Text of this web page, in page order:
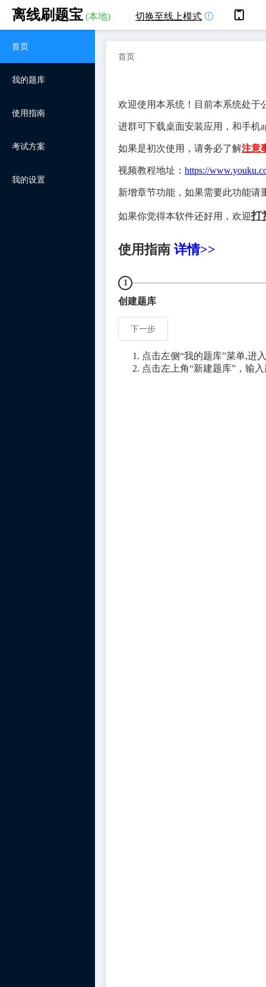
离线刷题宝 (本地) 切换至线上模式
首页
我的题库
使用指南
考试方案
我的设置
首页
欢迎使用本系统！目前本系统处于
进群可下载桌面安装应用，和手机
如果是初次使用，请务必了解注意
视频教程地址： https://
新增章节功能，如果需要此功能
如果你觉得本软件还好用，欢迎打
使用指南 详情>>
1
创建题库
下一步
点击左侧“我的题库”菜单,进
点击左上角“新建题库”，输